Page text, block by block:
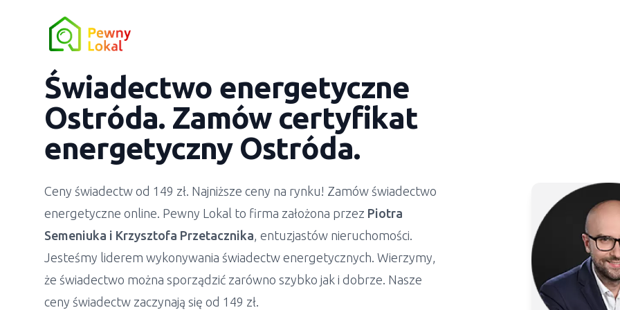
Świadectwo energetyczne
Ostróda. Zamów certyfikat
energetyczny Ostróda.
Ceny świadectw od 149 zł. Najniższe ceny na rynku! Zamów świadectwo
energetyczne online. Pewny Lokal to firma założona przez Piotra
Semeniuka i Krzysztofa Przetacznika, entuzjastów nieruchomości.
Jesteśmy liderem wykonywania świadectw energetycznych. Wierzymy,
że świadectwo można sporządzić zarówno szybko jak i dobrze. Nasze
ceny świadectw zaczynają się od 149 zł.